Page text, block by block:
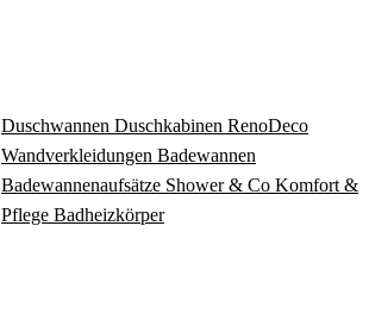
Duschwannen Duschkabinen RenoDeco
Wandverkleidungen Badewannen
Badewannenaufsätze Shower & Co Komfort &
Pflege Badheizkörper